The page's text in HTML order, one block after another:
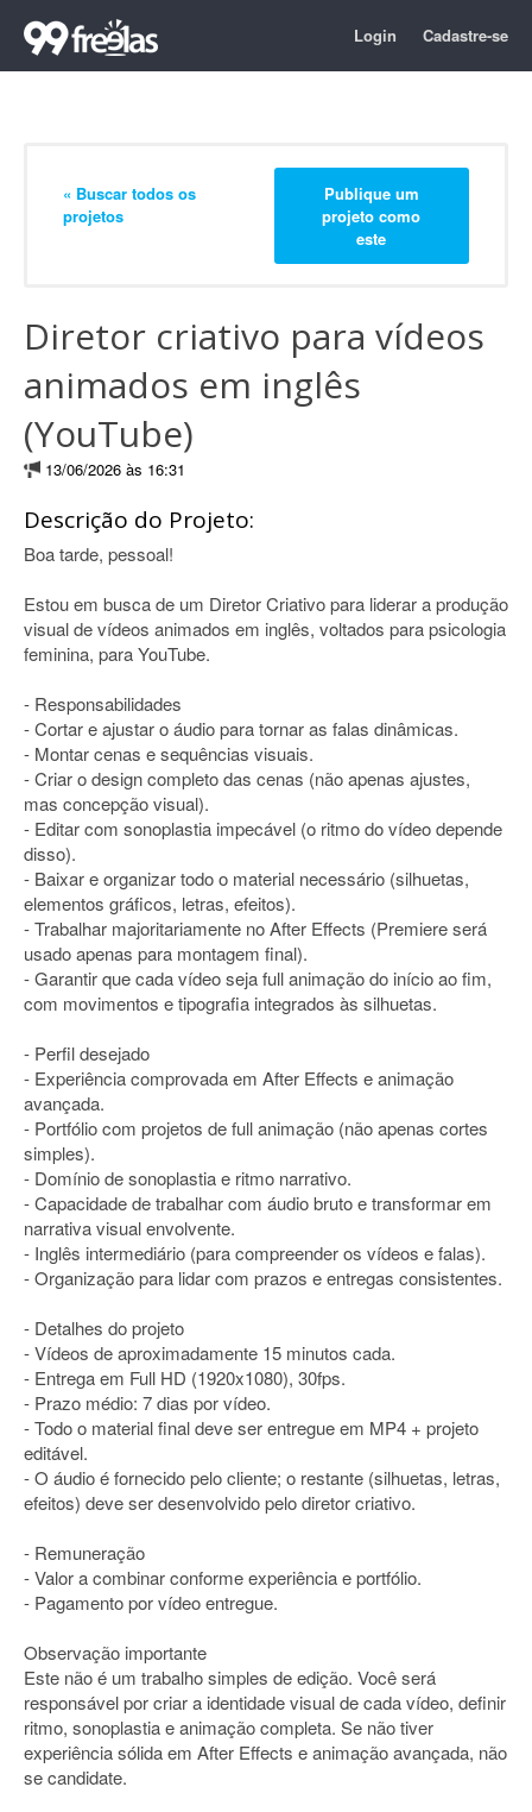
Login Cadastre-se
« Buscar todos os
projetos
Publique um
projeto como
este
Diretor criativo para vídeos
animados em inglês
(YouTube)
13/06/2026 às 16:31
Descrição do Projeto:
Boa tarde, pessoal!
Estou em busca de um Diretor Criativo para liderar a produção
visual de vídeos animados em inglês, voltados para psicologia
feminina, para YouTube.
- Responsabilidades
- Cortar e ajustar o áudio para tornar as falas dinâmicas.
- Montar cenas e sequências visuais.
- Criar o design completo das cenas (não apenas ajustes,
mas concepção visual).
- Editar com sonoplastia impecável (o ritmo do vídeo depende
disso).
- Baixar e organizar todo o material necessário (silhuetas,
elementos gráficos, letras, efeitos).
- Trabalhar majoritariamente no After Effects (Premiere será
usado apenas para montagem final).
- Garantir que cada vídeo seja full animação do início ao fim,
com movimentos e tipografia integrados às silhuetas.
- Perfil desejado
- Experiência comprovada em After Effects e animação
avançada.
- Portfólio com projetos de full animação (não apenas cortes
simples).
- Domínio de sonoplastia e ritmo narrativo.
- Capacidade de trabalhar com áudio bruto e transformar em
narrativa visual envolvente.
- Inglês intermediário (para compreender os vídeos e falas).
- Organização para lidar com prazos e entregas consistentes.
- Detalhes do projeto
- Vídeos de aproximadamente 15 minutos cada.
- Entrega em Full HD (1920x1080), 30fps.
- Prazo médio: 7 dias por vídeo.
- Todo o material final deve ser entregue em MP4 + projeto
editável.
- O áudio é fornecido pelo cliente; o restante (silhuetas, letras,
efeitos) deve ser desenvolvido pelo diretor criativo.
- Remuneração
- Valor a combinar conforme experiência e portfólio.
- Pagamento por vídeo entregue.
Observação importante
Este não é um trabalho simples de edição. Você será
responsável por criar a identidade visual de cada vídeo, definir
ritmo, sonoplastia e animação completa. Se não tiver
experiência sólida em After Effects e animação avançada, não
se candidate.